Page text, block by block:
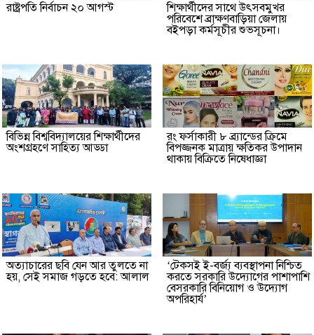
রাষ্ট্রপতি নির্বাচন ২০ আগস্ট
শিক্ষার্থীদের সাথে উৎসবমুখর
পরিবেশে ব্রাক্ষণবাড়িয়া জেলায়
বইপড়া কর্মসূচীর শুভসূচনা।
বিভিন্ন বিশ্ববিদ্যালয়ের শিক্ষার্থীদের
অংশগ্রহণে সাহিত্য আড্ডা
রং ফর্সাকারী ৮ ব্র্যান্ডের ক্রিমে
বিপজ্জনক মাত্রায় ক্ষতিকর উপাদান
থাকায় বিক্রিতে নিষেধাজ্ঞা
অত্যাচারের ছবি যেন আর তুলতে না
হয়, সেই সমাজ গড়তে হবে: আলাল
‘টেকসই ই-বর্জ্য ব্যবস্থাপনা নিশ্চিত
করতে সরকারি উদ্যোগের পাশাপাশি
বেসরকারি বিনিয়োগ ও উদ্যোগ
অপরিহার্য’